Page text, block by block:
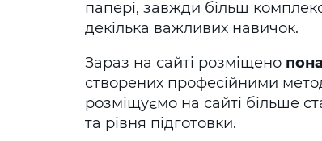
папері, завжди більш
декілька важливих навичок.
Зараз на сайті розміщено
створених професійними
розміщуємо на сайті більше
та рівня підготовки.